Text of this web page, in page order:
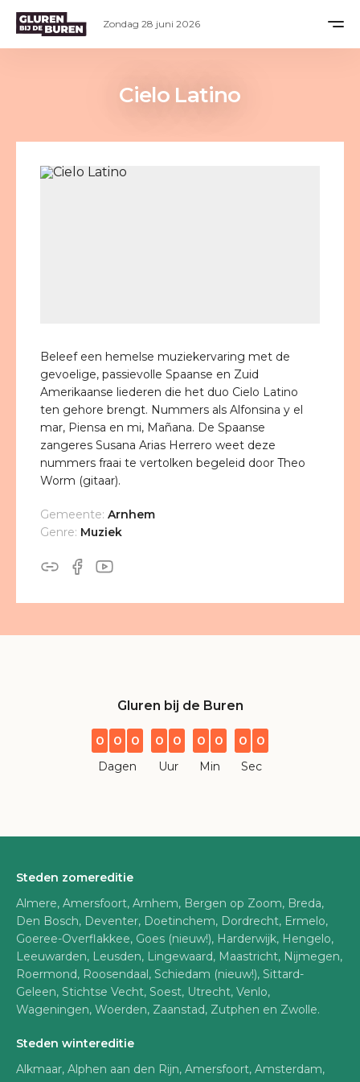
Cielo Latino
Beleef een hemelse muziekervaring met de
gevoelige, passievolle Spaanse en Zuid
Amerikaanse liederen die het duo Cielo Latino
ten gehore brengt. Nummers als Alfonsina y el
mar, Piensa en mi, Mañana. De Spaanse
zangeres Susana Arias Herrero weet deze
nummers fraai te vertolken begeleid door Theo
Worm (gitaar).
Gemeente: Arnhem
Genre: Muziek
Gluren bij de Buren
0 0 0
Dagen
0 0
Uur
0 0
Min
0 0
Sec
Steden zomereditie
Almere, Amersfoort, Arnhem, Bergen op Zoom, Breda,
Den Bosch, Deventer, Doetinchem, Dordrecht, Ermelo,
Goeree-Overflakkee, Goes (nieuw!), Harderwijk, Hengelo,
Leeuwarden, Leusden, Lingewaard, Maastricht, Nijmegen,
Roermond, Roosendaal, Schiedam (nieuw!), Sittard-
Geleen, Stichtse Vecht, Soest, Utrecht, Venlo,
Wageningen, Woerden, Zaanstad, Zutphen en Zwolle.
Steden wintereditie
Alkmaar, Alphen aan den Rijn, Amersfoort, Amsterdam,
Zondag 28 juni 2026